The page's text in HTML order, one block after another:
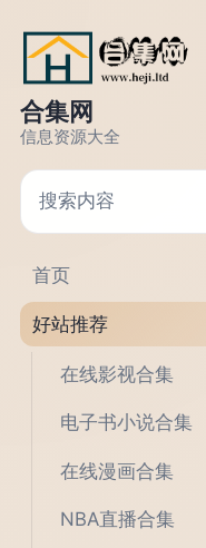
合集网
信息资源大全
搜索
首页
好站推荐
在线影视合集
电子书小说合集
在线漫画合集
NBA直播合集